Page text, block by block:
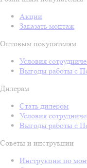
Акции
Заказать монтаж
Оптовым покупателям
Условия
Выгоды работы с
Дилерам
Стать дилером
Условия
Выгоды работы с
Советы и инструкции
Инструкции по